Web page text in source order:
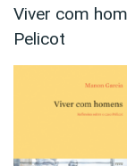
Viver com
Pelicot